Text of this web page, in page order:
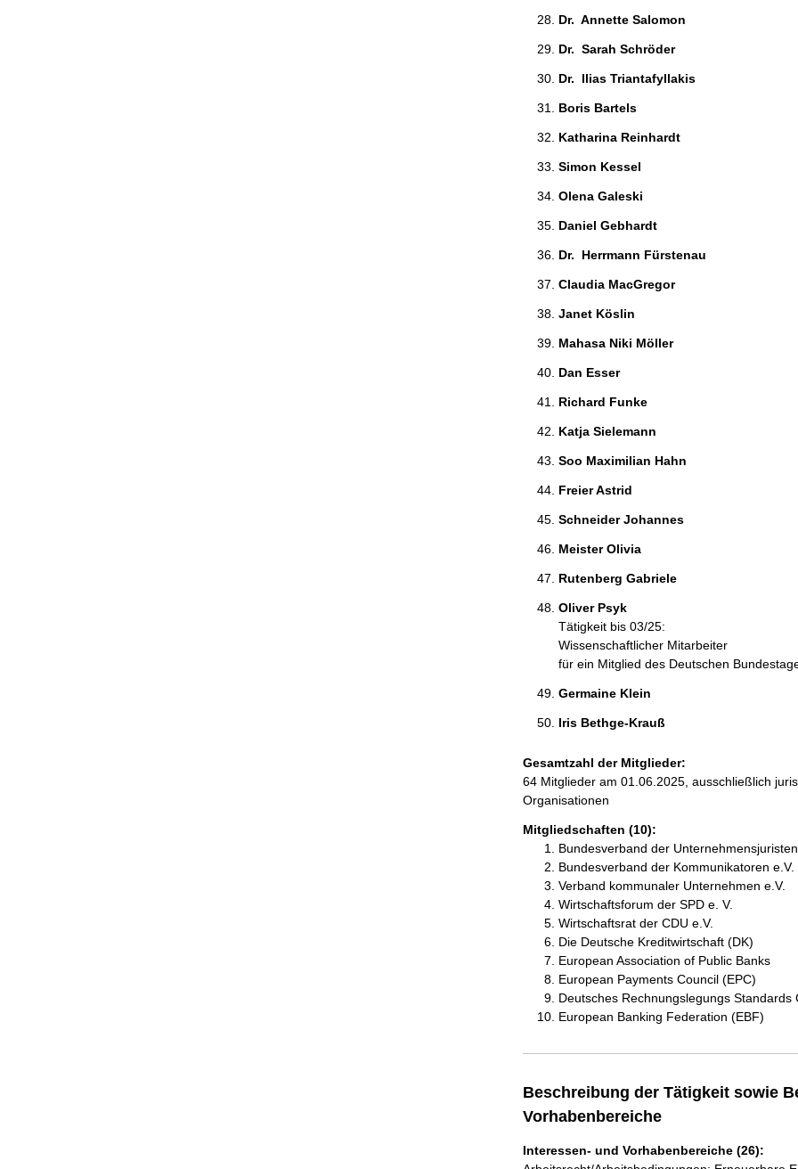
Dr.  Annette Salomon
Dr.  Sarah Schröder
Dr.  Ilias Triantafyllakis
Boris Bartels
Katharina Reinhardt
Simon Kessel
Olena Galeski
Daniel Gebhardt
Dr.  Herrmann Fürstenau
Claudia MacGregor
Janet Köslin
Mahasa Niki Möller
Dan Esser
Richard Funke
Katja Sielemann
Soo Maximilian Hahn
Freier Astrid
Schneider Johannes
Meister Olivia
Rutenberg Gabriele
Oliver Psyk
Tätigkeit bis 03/25:
Wissenschaftlicher Mitarbeiter
für ein Mitglied des Deutschen
Germaine Klein
Iris Bethge-Krauß
Gesamtzahl der Mitglieder:
64 Mitglieder am 01.06.2025, ausschließlich
Organisationen
Mitgliedschaften (10):
Bundesverband der
Bundesverband der Kommunikatoren e.V.
Verband kommunaler Unternehmen e.V.
Wirtschaftsforum der SPD e. V.
Wirtschaftsrat der CDU e.V.
Die Deutsche Kreditwirtschaft (DK)
European Association of Public Banks
European Payments Council (EPC)
Deutsches Rechnungslegungs Standards
European Banking Federation (EBF)
Beschreibung der Tätigkeit sowie
Vorhabenbereiche
Interessen- und Vorhabenbereiche (26):